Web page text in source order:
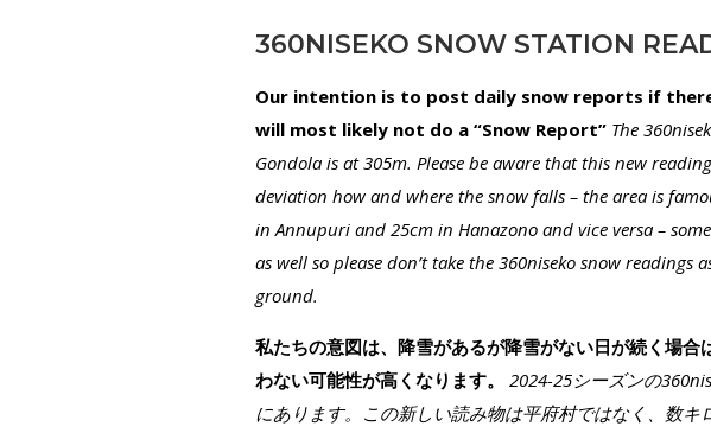
360NISEKO SNOW STATION
Our intention is to post daily snow reports if
will most likely not do a “Snow Report” The
Gondola is at 305m. Please be aware that this new
deviation how and where the snow falls – the area is
in Annupuri and 25cm in Hanazono and vice versa –
as well so please don’t take the 360niseko snow
ground.
私たちの意図は、降雪があるが降雪がない日が続く場
わない可能性が高くなります。
2024-25シーズンの
にあります。この新しい読み物は平府村ではなく、数